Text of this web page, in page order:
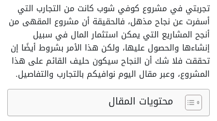
تجربتي في مشروع كوفي شوب كانت من التجارب التي
أسفرت عن نجاح مذهل، فالحقيقة أن مشروع المقهى من
أنجح المشاريع التي يمكن استثمار المال في سبيل
إنشاءها والحصول عليها، ولكن هذا الأمر بشروط أيضًا إن
تحققت فلا شك أن النجاح سيكون حليف القائم على هذا
المشروع، وعبر مقال اليوم نوافيكم بالتجارب والتفاصيل.
محتويات المقال